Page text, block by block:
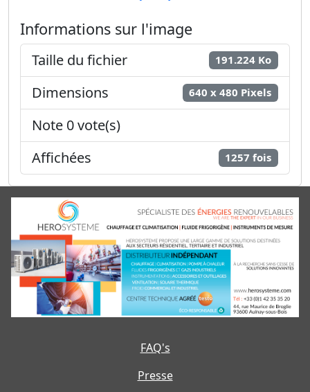
Informations sur l'image
Taille du fichier 191.224 Ko
Dimensions 640 x 480 Pixels
Note 0 vote(s)
Affichées
1257 fois
FAQ's
Presse